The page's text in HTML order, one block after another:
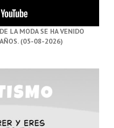
LA MODA SE HA VENIDO
(05-08-2026)